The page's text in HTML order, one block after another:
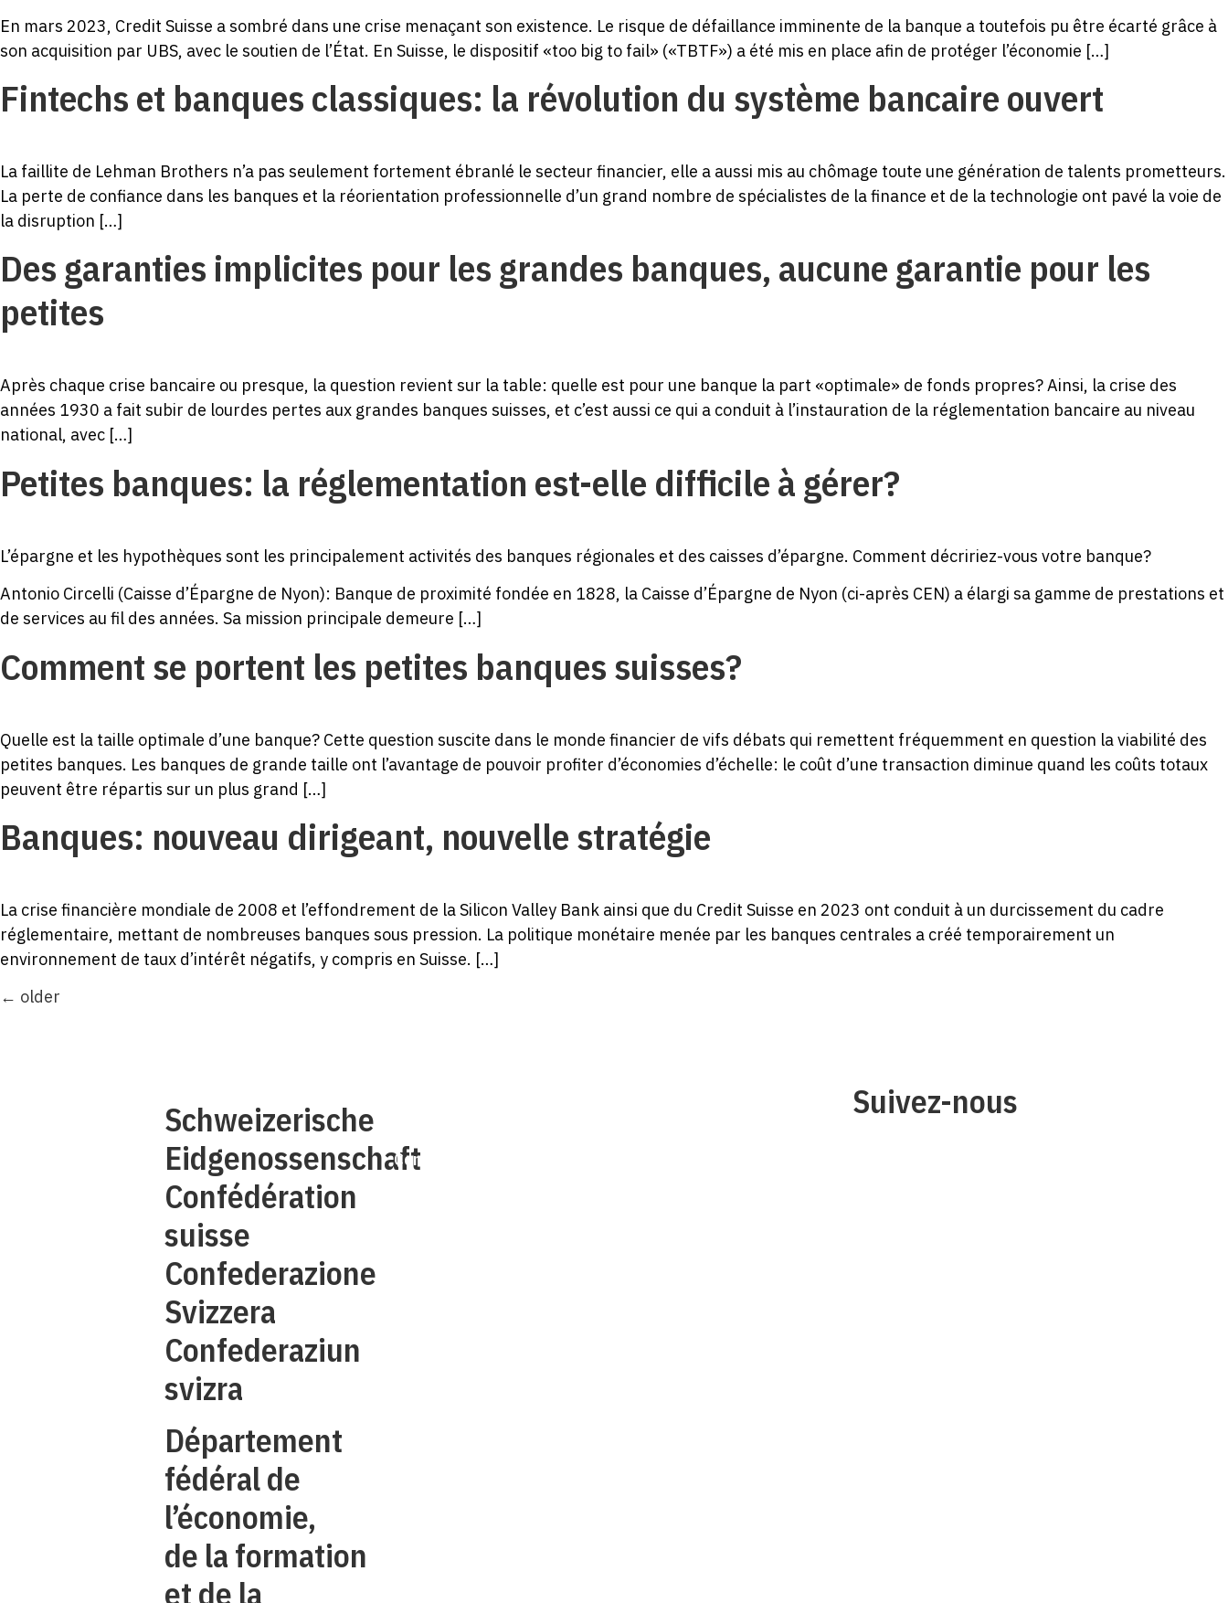
En mars 2023, Credit Suisse a sombré dans une crise menaçant son existence. Le risque de défaillance imminente de la banque a toutefois pu être écarté grâce à
son acquisition par UBS, avec le soutien de l’État. En Suisse, le dispositif «too big to fail» («TBTF») a été mis en place afin de protéger l’économie […]
Fintechs et banques classiques: la révolution du système bancaire ouvert
La faillite de Lehman Brothers n’a pas seulement fortement ébranlé le secteur financier, elle a aussi mis au chômage toute une génération de talents prometteurs.
La perte de confiance dans les banques et la réorientation professionnelle d’un grand nombre de spécialistes de la finance et de la technologie ont pavé la voie de
la disruption […]
Des garanties implicites pour les grandes banques, aucune garantie pour les
petites
Après chaque crise bancaire ou presque, la question revient sur la table: quelle est pour une banque la part «optimale» de fonds propres? Ainsi, la crise des
années 1930 a fait subir de lourdes pertes aux grandes banques suisses, et c’est aussi ce qui a conduit à l’instauration de la réglementation bancaire au niveau
national, avec […]
Petites banques: la réglementation est-elle difficile à gérer?
L’épargne et les hypothèques sont les principalement activités des banques régionales et des caisses d’épargne. Comment décririez-vous votre banque?
Antonio Circelli (Caisse d’Épargne de Nyon): Banque de proximité fondée en 1828, la Caisse d’Épargne de Nyon (ci-après CEN) a élargi sa gamme de prestations et
de services au fil des années. Sa mission principale demeure […]
Comment se portent les petites banques suisses?
Quelle est la taille optimale d’une banque? Cette question suscite dans le monde financier de vifs débats qui remettent fréquemment en question la viabilité des
petites banques. Les banques de grande taille ont l’avantage de pouvoir profiter d’économies d’échelle: le coût d’une transaction diminue quand les coûts totaux
peuvent être répartis sur un plus grand […]
Banques: nouveau dirigeant, nouvelle stratégie
La crise financière mondiale de 2008 et l’effondrement de la Silicon Valley Bank ainsi que du Credit Suisse en 2023 ont conduit à un durcissement du cadre
réglementaire, mettant de nombreuses banques sous pression. La politique monétaire menée par les banques centrales a créé temporairement un
environnement de taux d’intérêt négatifs, y compris en Suisse. […]
← older
Schweizerische
Eidgenossenschaft
Confédération
suisse
Confederazione
Svizzera
Confederaziun
svizra
Département
fédéral de
l’économie,
de la formation
et de la
Contact
Suivez-nous